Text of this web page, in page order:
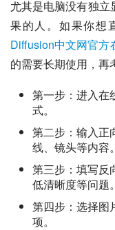
尤其是电脑没有独
果的人。如果你想
Diffusion中文网官方
的需要长期使用，再
第一步：进入在
式。
第二步：输入正
线、镜头等内容。
第三步：填写反
低清晰度等问题。
第四步：选择图
项。